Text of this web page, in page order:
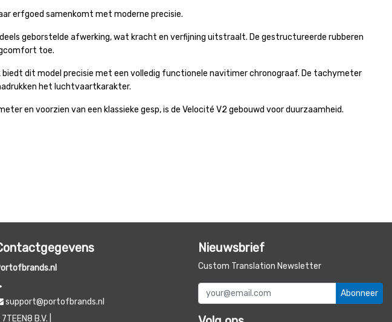
erfgoed samenkomt met moderne precisie.
geborstelde afwerking, wat kracht en verfijning uitstraalt. De gestructureerde rubberen
toe.
dit model precisie met een volledig functionele navitimer chronograaf. De tachymeter
het luchtvaartkarakter.
en voorzien van een klassieke gesp, is de Velocité V2 gebouwd voor duurzaamheid.
support@portofbrands.nl
7TEEN8 B.V. |
Nieuwsbrief
Custom Translation Newsletter
Abonneer